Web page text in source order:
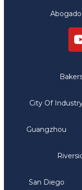
City Of
Guangzhou
San Diego